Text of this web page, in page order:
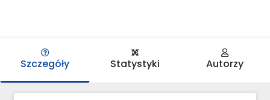
Szczegóły Statystyki Autorzy